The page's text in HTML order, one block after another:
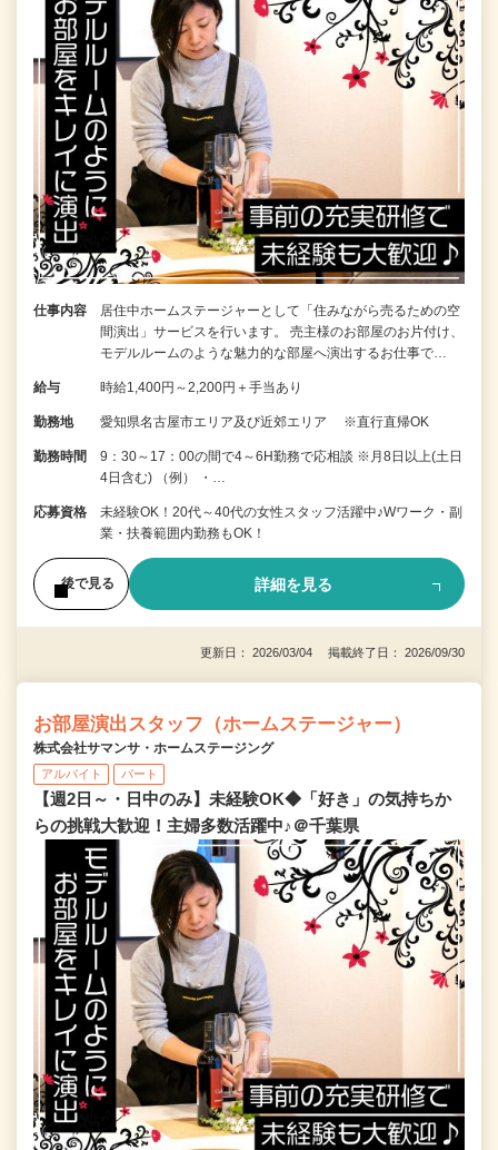
仕事内容
居住中ホームステージャーとして「住みながら売るための空
間演出」サービスを行います。 売主様のお部屋のお片付け、
モデルルームのような魅力的な部屋へ演出するお仕事で…
給与 時給1,400円～2,200円＋手当あり
勤務地 愛知県名古屋市エリア及び近郊エリア ※直行直帰OK
勤務時間
9：30～17：00の間で4～6H勤務で応相談 ※月8日以上(土日
4日含む) （例） ・…
応募資格
未経験OK！20代～40代の女性スタッフ活躍中♪Wワーク・副
業・扶養範囲内勤務もOK！
後で見る 詳細を見る
更新日： 2026/03/04 掲載終了日： 2026/09/30
お部屋演出スタッフ（ホームステージャー）
株式会社サマンサ・ホームステージング
アルバイト パート
【週2日～・日中のみ】未経験OK◆「好き」の気持ちか
らの挑戦大歓迎！主婦多数活躍中♪＠千葉県